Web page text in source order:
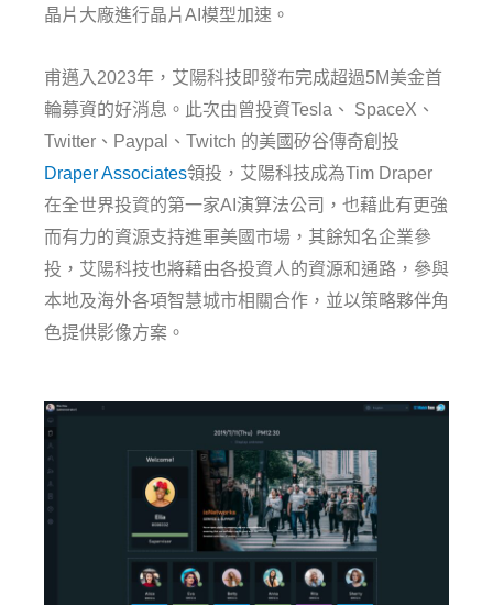
晶片大廠進行晶片AI模型加速。
甫邁入2023年，艾陽科技即發布完成超過5M美金首
輪募資的好消息。此次由曾投資Tesla、 SpaceX、
Twitter、Paypal、Twitch 的美國矽谷傳奇創投
Draper Associates領投，艾陽科技成為Tim Draper
在全世界投資的第一家AI演算法公司，也藉此有更強
而有力的資源支持進軍美國市場，其餘知名企業參
投，艾陽科技也將藉由各投資人的資源和通路，參與
本地及海外各項智慧城市相關合作，並以策略夥伴角
色提供影像方案。